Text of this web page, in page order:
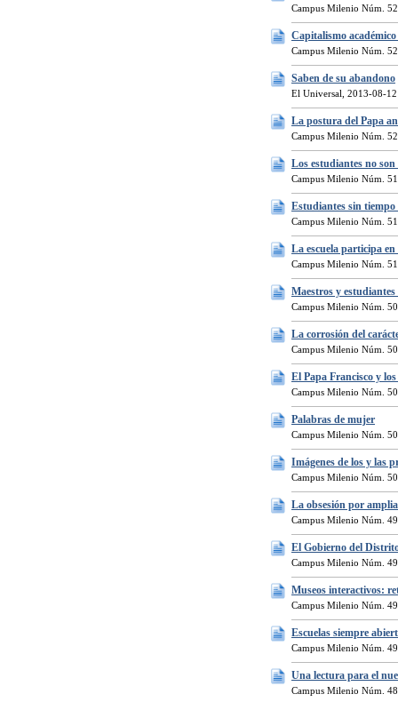
Campus Milenio Núm.
Capitalismo
Campus Milenio Núm.
Saben de su abandono
El Universal, 2013-08-12
La postura del Papa
Campus Milenio Núm.
Los estudiantes no
Campus Milenio Núm.
Estudiantes sin tiempo
Campus Milenio Núm.
La escuela participa
Campus Milenio Núm.
Maestros y estudiantes
Campus Milenio Núm.
La corrosión del
Campus Milenio Núm.
El Papa Francisco y
Campus Milenio Núm.
Palabras de mujer
Campus Milenio Núm.
Imágenes de los y las
Campus Milenio Núm.
La obsesión por
Campus Milenio Núm.
El Gobierno del
Campus Milenio Núm.
Museos interactivos:
Campus Milenio Núm.
Escuelas siempre
Campus Milenio Núm.
Una lectura para el
Campus Milenio Núm.